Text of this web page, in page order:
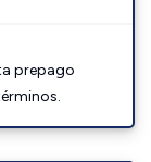
prepago